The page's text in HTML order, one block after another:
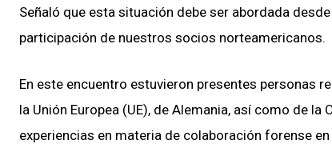
Señaló que esta situación debe ser abordada
participación de nuestros socios norteamericanos.
En este encuentro estuvieron presentes personas
la Unión Europea (UE), de Alemania, así como de
experiencias en materia de colaboración forense